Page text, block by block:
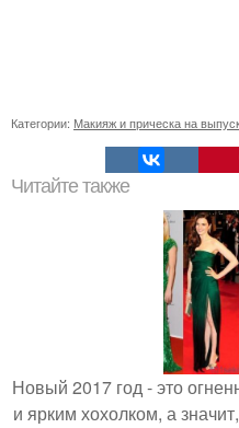
Категории: Макияж и прическа на
Читайте также
Новый 2017 год - это
и ярким хохолком, а